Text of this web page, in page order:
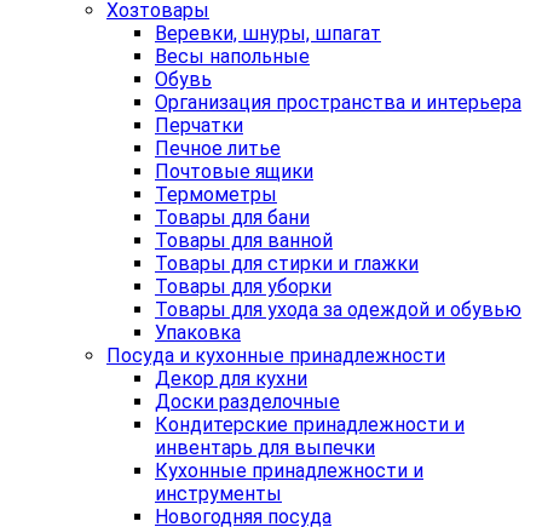
Хозтовары
Веревки, шнуры, шпагат
Весы напольные
Обувь
Организация пространства и интерьера
Перчатки
Печное литье
Почтовые ящики
Термометры
Товары для бани
Товары для ванной
Товары для стирки и глажки
Товары для уборки
Товары для ухода за одеждой и обувью
Упаковка
Посуда и кухонные принадлежности
Декор для кухни
Доски разделочные
Кондитерские принадлежности и
инвентарь для выпечки
Кухонные принадлежности и
инструменты
Новогодняя посуда